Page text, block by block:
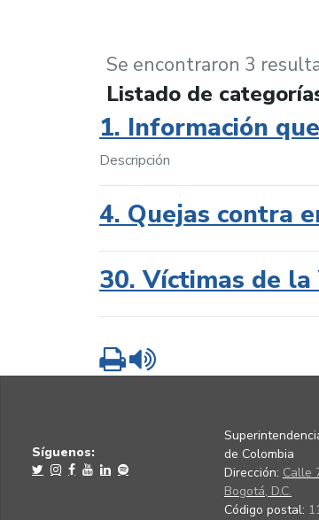
Se encontraron 3
Listado de
1. Información
Descripción
4. Quejas contra
30. Víctimas de la
Imprimir
Síguenos:
de Colombia
Dirección: Calle
Bogotá, D.C.
Código postal: